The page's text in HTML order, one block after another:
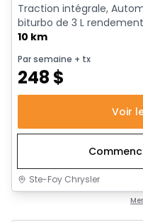
Traction intégrale,
biturbo de 3 L
10 km
Par semaine + tx
248 $
Voir
Ste-Foy Chrysler